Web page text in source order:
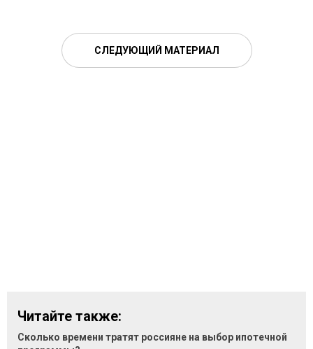
СЛЕДУЮЩИЙ МАТЕРИАЛ
Читайте также:
Сколько времени тратят россияне на выбор ипотечной